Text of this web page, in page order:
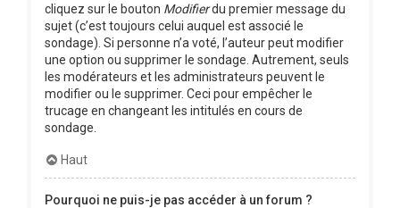
cliquez sur le bouton Modifierdu premier message du
sujet (c’est toujours celui auquel est associé le
sondage). Si personne n’a voté, l’auteur peut modifier
une option ou supprimer le sondage. Autrement, seuls
les modérateurs et les administrateurs peuvent le
modifier ou le supprimer. Ceci pour empêcher le
trucage en changeant les intitulés en cours de
sondage.
Haut
Pourquoi ne puis-je pas accéder à un forum ?